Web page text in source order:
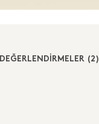
DEĞERLENDİRMELER (2)